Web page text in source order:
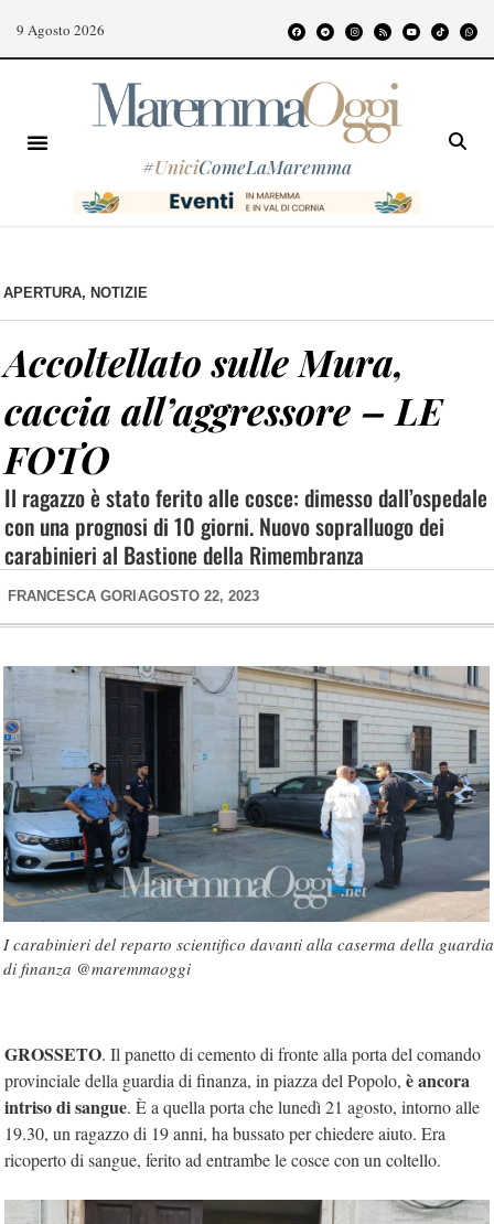
9 Agosto 2026
#UniciComeLaMaremma
APERTURA, NOTIZIE
Accoltellato sulle Mura,
caccia all’aggressore – LE
FOTO
Il ragazzo è stato ferito alle cosce: dimesso dall’ospedale
con una prognosi di 10 giorni. Nuovo sopralluogo dei
carabinieri al Bastione della Rimembranza
FRANCESCA GORI AGOSTO 22, 2023
I carabinieri del reparto scientifico davanti alla caserma della guardia
di finanza @maremmaoggi
GROSSETO. Il panetto di cemento di fronte alla porta del comando
provinciale della guardia di finanza, in piazza del Popolo, è ancora
intriso di sangue. È a quella porta che lunedì 21 agosto, intorno alle
19.30, un ragazzo di 19 anni, ha bussato per chiedere aiuto. Era
ricoperto di sangue, ferito ad entrambe le cosce con un coltello.